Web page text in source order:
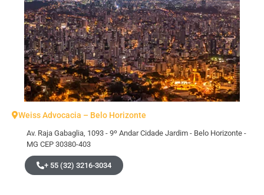
Weiss Advocacia – Belo Horizonte
Av. Raja Gabaglia, 1093 - 9º Andar Cidade Jardim - Belo Horizonte -
MG CEP 30380-403
+ 55 (32) 3216-3034